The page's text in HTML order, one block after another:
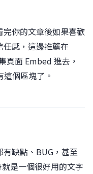
你的文章後如果喜歡
感，這邊推薦在
面 Embed 進去，
個區塊了。
缺點、BUG，甚至
是一個很好用的文字